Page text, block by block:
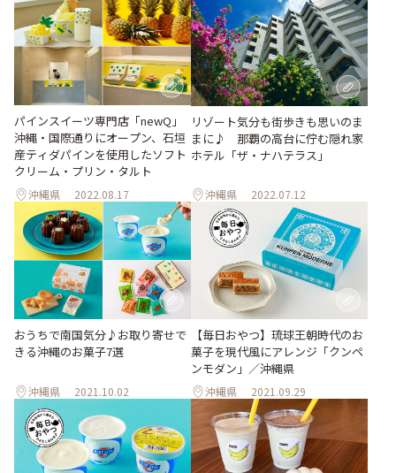
パインスイーツ専門店「newQ」
沖縄・国際通りにオープン、石垣
産ティダパインを使用したソフト
クリーム・プリン・タルト
沖縄県 2022.08.17
リゾート気分も街歩きも思いのま
まに♪ 那覇の高台に佇む隠れ家
ホテル「ザ・ナハテラス」
沖縄県 2022.07.12
おうちで南国気分♪お取り寄せで
きる沖縄のお菓子7選
沖縄県 2021.10.02
【毎日おやつ】琉球王朝時代のお
菓子を現代風にアレンジ「クンペ
ンモダン」／沖縄県
沖縄県 2021.09.29